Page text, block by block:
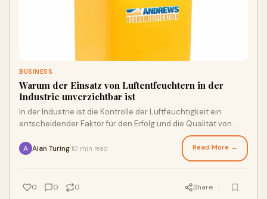
BUSINESS
Warum der Einsatz von Luftentfeuchtern in der
Industrie unverzichtbar ist
In der Industrie ist die Kontrolle der Luftfeuchtigkeit ein
entscheidender Faktor für den Erfolg und die Qualität von
Alan Turing 10 min read Read More →
0 0 0 Share